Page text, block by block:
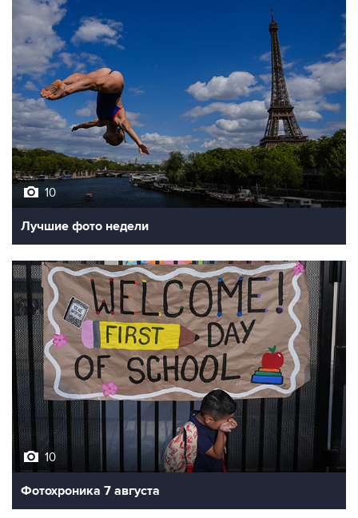
10
Лучшие фото недели
10
Фотохроника 7 августа